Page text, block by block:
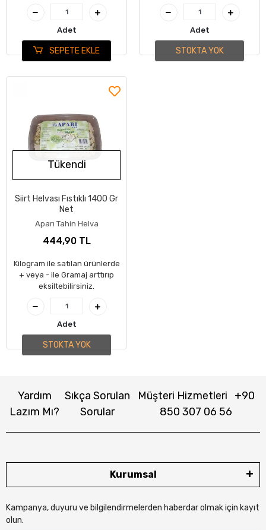
Adet
SEPETE EKLE
Adet
STOKTA YOK
Tükendi
Siirt Helvası Fıstıklı 1400 Gr
Net
Aparı Tahin Helva
444,90 TL
Kilogram ile satılan ürünlerde
+ veya - ile Gramaj arttırıp
eksiltebilirsiniz.
Adet
STOKTA YOK
Yardım
Lazım Mı?
Sıkça Sorulan
Sorular
Müşteri Hizmetleri
+90
850 307 06 56
Kurumsal
Kampanya, duyuru ve bilgilendirmelerden haberdar olmak için kayıt
olun.